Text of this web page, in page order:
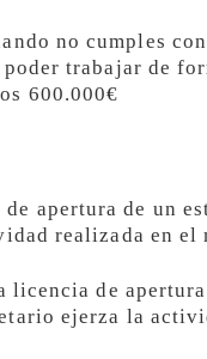
no cumples
trabajar de
600.000€
apertura de un
realizada en el
de
ejerza la